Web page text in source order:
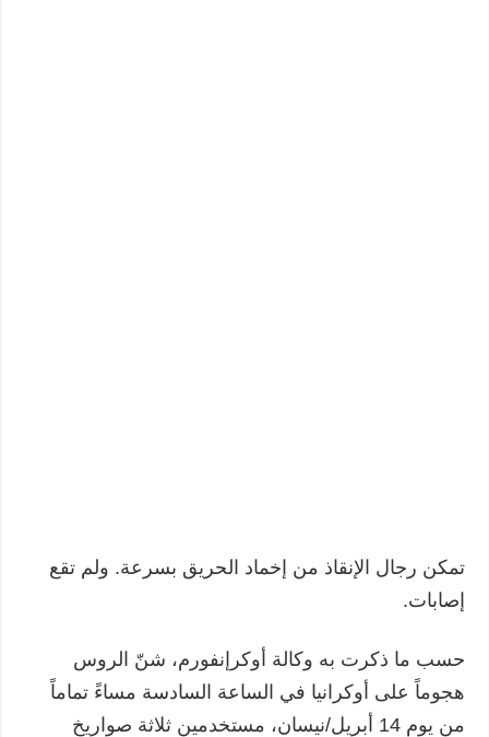
تمكن رجال الإنقاذ من إخماد الحريق بسرعة. ولم تقع
إصابات.
حسب ما ذكرت به وكالة أوكرإنفورم، شنّ الروس
هجوماً على أوكرانيا في الساعة السادسة مساءً تماماً
من يوم 14 أبريل/نيسان، مستخدمين ثلاثة صواريخ